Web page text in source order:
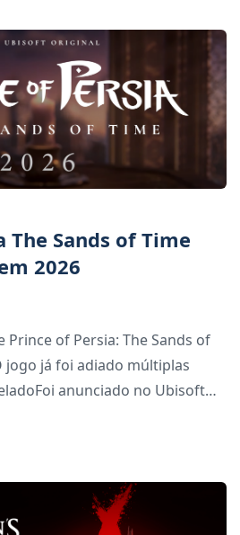
The Sands of Time
2026
Prince of Persia: The Sands of
jogo já foi adiado múltiplas
anunciado no Ubisoft
remake já foi anuncia